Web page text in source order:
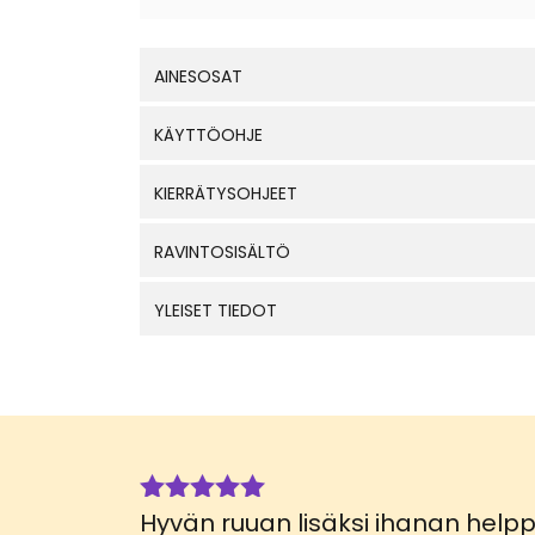
AINESOSAT
KÄYTTÖOHJE
KIERRÄTYSOHJEET
RAVINTOSISÄLTÖ
YLEISET TIEDOT
Arvostelu
Hyvän ruuan lisäksi ihanan